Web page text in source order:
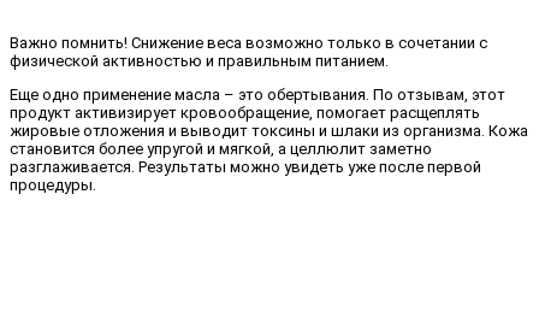
Важно помнить! Снижение веса возможно только в сочетании с
физической активностью и правильным питанием.
Еще одно применение масла – это обертывания. По отзывам, этот
продукт активизирует кровообращение, помогает расщеплять
жировые отложения и выводит токсины и шлаки из организма. Кожа
становится более упругой и мягкой, а целлюлит заметно
разглаживается. Результаты можно увидеть уже после первой
процедуры.